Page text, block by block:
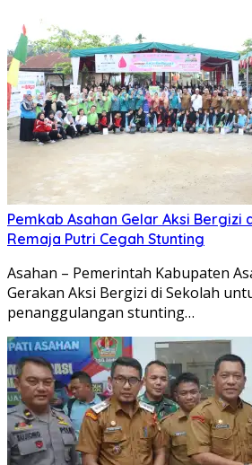
Pemkab Asahan Gelar Aksi Bergizi
Remaja Putri Cegah Stunting
Asahan – Pemerintah Kabupaten
Gerakan Aksi Bergizi di Sekolah
penanggulangan stunting…